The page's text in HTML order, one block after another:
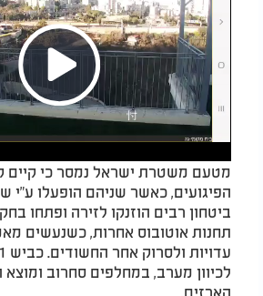
Play
Video
מטעם משטרת ישראל נמסר כי קיים
הפיגועים, כאשר שניהם הופעלו ע"י
ביטחון רבים הוזנקו לזירה ופתחו
תחנות אוטובוס אחרות, כשנעשים
לכיוון מערב, במחלפים סחרוב ומוצא
הארזים.